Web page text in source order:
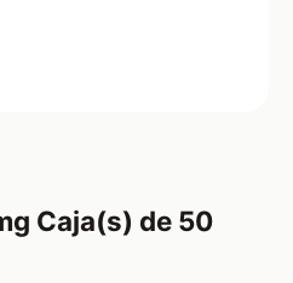
Caja(s) de 50